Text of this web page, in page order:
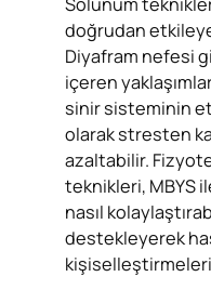
doğrudan
Diyafram nefesi
içeren
sinir sisteminin
olarak stresten
azaltabilir.
teknikleri, MBYS
nasıl
destekleyerek